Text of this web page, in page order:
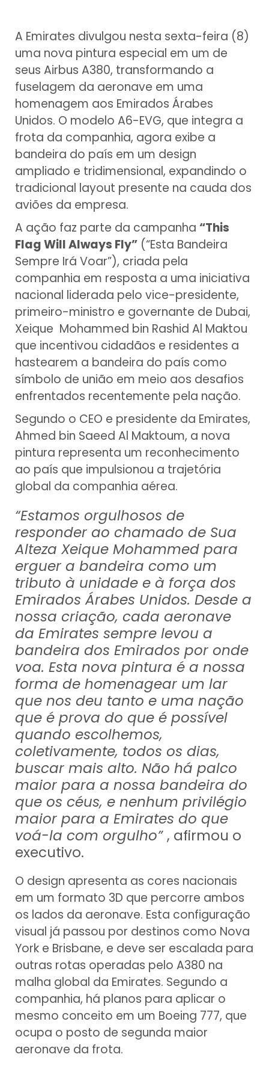
A Emirates divulgou nesta sexta-feira (8)
uma nova pintura especial em um de
seus Airbus A380, transformando a
fuselagem da aeronave em uma
homenagem aos Emirados Árabes
Unidos. O modelo A6-EVG, que integra a
frota da companhia, agora exibe a
bandeira do país em um design
ampliado e tridimensional, expandindo o
tradicional layout presente na cauda dos
aviões da empresa.
A ação faz parte da campanha “This
Flag Will Always Fly” (“Esta Bandeira
Sempre Irá Voar”), criada pela
companhia em resposta a uma iniciativa
nacional liderada pelo vice-presidente,
primeiro-ministro e governante de Dubai,
Xeique Mohammed bin Rashid Al Maktou
que incentivou cidadãos e residentes a
hastearem a bandeira do país como
símbolo de união em meio aos desafios
enfrentados recentemente pela nação.
Segundo o CEO e presidente da Emirates,
Ahmed bin Saeed Al Maktoum, a nova
pintura representa um reconhecimento
ao país que impulsionou a trajetória
global da companhia aérea.
“Estamos orgulhosos de
responder ao chamado de Sua
Alteza Xeique Mohammed para
erguer a bandeira como um
tributo à unidade e à força dos
Emirados Árabes Unidos. Desde a
nossa criação, cada aeronave
da Emirates sempre levou a
bandeira dos Emirados por onde
voa. Esta nova pintura é a nossa
forma de homenagear um lar
que nos deu tanto e uma nação
que é prova do que é possível
quando escolhemos,
coletivamente, todos os dias,
buscar mais alto. Não há palco
maior para a nossa bandeira do
que os céus, e nenhum privilégio
maior para a Emirates do que
voá-la com orgulho”, afirmou o
executivo.
O design apresenta as cores nacionais
em um formato 3D que percorre ambos
os lados da aeronave. Esta configuração
visual já passou por destinos como Nova
York e Brisbane, e deve ser escalada para
outras rotas operadas pelo A380 na
malha global da Emirates. Segundo a
companhia, há planos para aplicar o
mesmo conceito em um Boeing 777, que
ocupa o posto de segunda maior
aeronave da frota.